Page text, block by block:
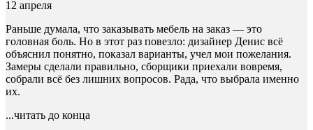
12 апреля
Раньше думала, что заказывать мебель на заказ — это
головная боль. Но в этот раз повезло: дизайнер Денис всё
объяснил понятно, показал варианты, учел мои пожелания.
Замеры сделали правильно, сборщики приехали вовремя,
собрали всё без лишних вопросов. Рада, что выбрала именно
их.
...читать до конца